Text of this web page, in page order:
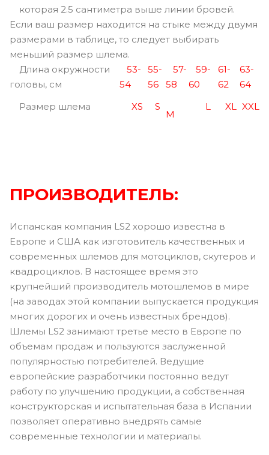
которая 2.5 сантиметра выше линии бровей.
Если ваш размер находится на стыке между двумя
размерами в таблице, то следует выбирать
меньший размер шлема.
Длина окружности
головы, см
53-
54
55-
56
57-
58
59-
60
61-
62
63-
64
Размер шлема
XS S
M
L XL XXL
ПРОИЗВОДИТЕЛЬ:
Испанская компания LS2 хорошо известна в
Европе и США как изготовитель качественных и
современных шлемов для мотоциклов, скутеров и
квадроциклов. В настоящее время это
крупнейший производитель мотошлемов в мире
(на заводах этой компании выпускается продукция
многих дорогих и очень известных брендов).
Шлемы LS2 занимают третье место в Европе по
объемам продаж и пользуются заслуженной
популярностью потребителей. Ведущие
европейские разработчики постоянно ведут
работу по улучшению продукции, а собственная
конструкторская и испытательная база в Испании
позволяет оперативно внедрять самые
современные технологии и материалы.